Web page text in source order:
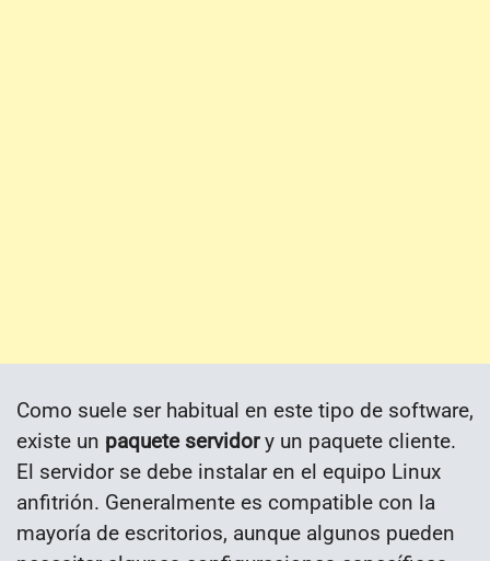
Como suele ser habitual en este tipo de software,
existe un paquete servidory un paquete cliente.
El servidor se debe instalar en el equipo Linux
anfitrión. Generalmente es compatible con la
mayoría de escritorios, aunque algunos pueden